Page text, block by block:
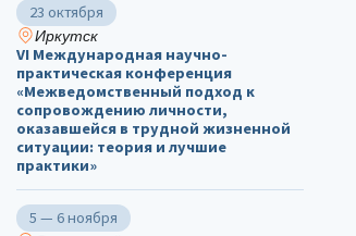
23 октября
Иркутск
VI Международная научно-
практическая конференция
«Межведомственный подход к
сопровождению личности,
оказавшейся в трудной жизненной
ситуации: теория и лучшие
практики»
5 — 6 ноября